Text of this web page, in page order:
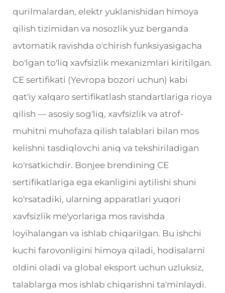
qurilmalardan, elektr yuklanishidan himoya
qilish tizimidan va nosozlik yuz berganda
avtomatik ravishda o'chirish funksiyasigacha
bo'lgan to'liq xavfsizlik mexanizmlari kiritilgan.
CE sertifikati (Yevropa bozori uchun) kabi
qat'iy xalqaro sertifikatlash standartlariga rioya
qilish — asosiy sog'liq, xavfsizlik va atrof-
muhitni muhofaza qilish talablari bilan mos
kelishni tasdiqlovchi aniq va tekshiriladigan
ko'rsatkichdir. Bonjee brendining CE
sertifikatlariga ega ekanligini aytilishi shuni
ko'rsatadiki, ularning apparatlari yuqori
xavfsizlik me'yorlariga mos ravishda
loyihalangan va ishlab chiqarilgan. Bu ishchi
kuchi farovonligini himoya qiladi, hodisalarni
oldini oladi va global eksport uchun uzluksiz,
talablarga mos ishlab chiqarishni ta'minlaydi.